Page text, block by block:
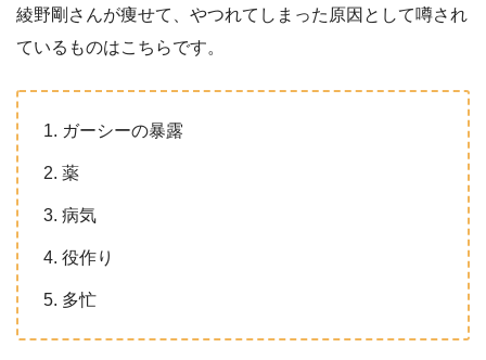
綾野剛さんが痩せて、やつれてしまった原因として噂され
ているものはこちらです。
ガーシーの暴露
薬
病気
役作り
多忙